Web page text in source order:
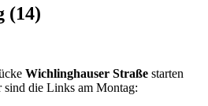
(14)
Wichlinghauser Straße starten
die Links am Montag: